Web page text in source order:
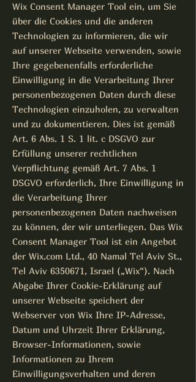
Wix Consent Manager Tool ein, um Sie
über die Cookies und die anderen
Technologien zu informieren, die wir
auf unserer Webseite verwenden, sowie
Ihre gegebenenfalls erforderliche
Einwilligung in die Verarbeitung Ihrer
personenbezogenen Daten durch diese
Technologien einzuholen, zu verwalten
und zu dokumentieren. Dies ist gemäß
Art. 6 Abs. 1 S. 1 lit. c DSGVO zur
Erfüllung unserer rechtlichen
Verpflichtung gemäß Art. 7 Abs. 1
DSGVO erforderlich, Ihre Einwilligung in
die Verarbeitung Ihrer
personenbezogenen Daten nachweisen
zu können, der wir unterliegen. Das Wix
Consent Manager Tool ist ein Angebot
der Wix.com Ltd., 40 Namal Tel Aviv St.,
Tel Aviv 6350671, Israel („Wix“). Nach
Abgabe Ihrer Cookie-Erklärung auf
unserer Webseite speichert der
Webserver von Wix Ihre IP-Adresse,
Datum und Uhrzeit Ihrer Erklärung,
Browser-Informationen, sowie
Informationen zu Ihrem
Einwilligungsverhalten und deren